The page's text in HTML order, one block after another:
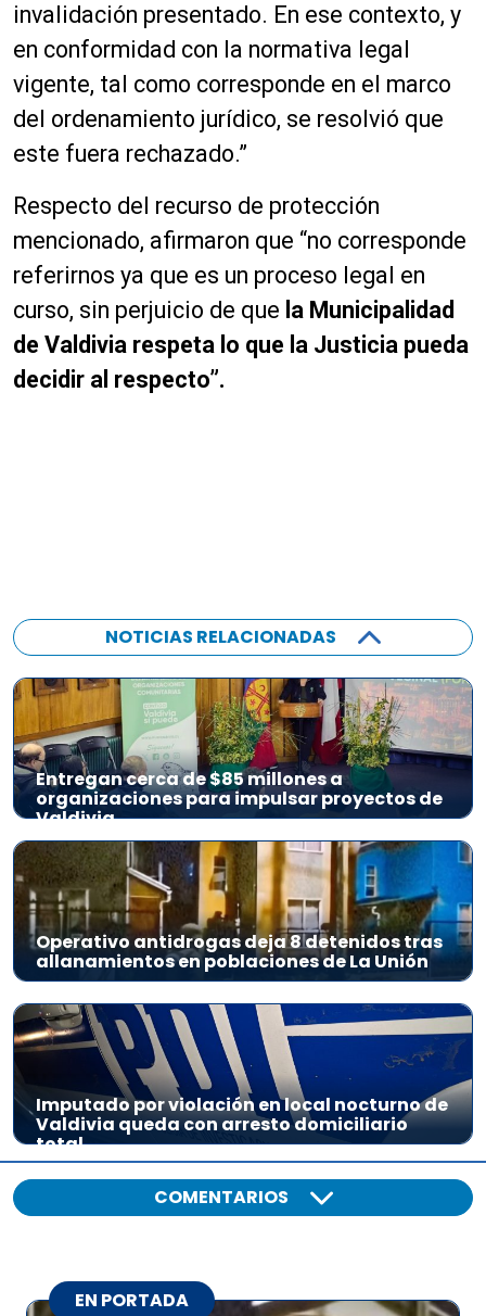
invalidación presentado. En ese contexto, y
en conformidad con la normativa legal
vigente, tal como corresponde en el marco
del ordenamiento jurídico, se resolvió que
este fuera rechazado.”
Respecto del recurso de protección
mencionado, afirmaron que “no corresponde
referirnos ya que es un proceso legal en
curso, sin perjuicio de que la Municipalidad
de Valdivia respeta lo que la Justicia pueda
decidir al respecto”.
NOTICIAS RELACIONADAS
Entregan cerca de $85 millones a
organizaciones para impulsar proyectos de
Valdivia
Operativo antidrogas deja 8 detenidos tras
allanamientos en poblaciones de La Unión
Imputado por violación en local nocturno de
Valdivia queda con arresto domiciliario
total
COMENTARIOS
EN PORTADA